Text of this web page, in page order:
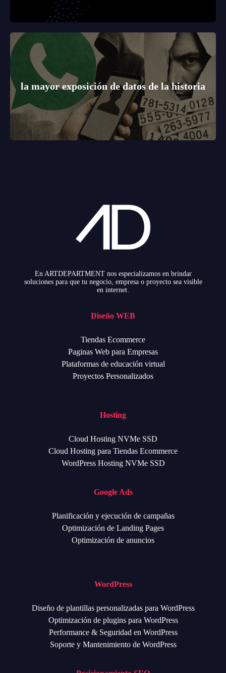
la mayor exposición de datos de la historia
En ARTDEPARTMENT nos especializamos en brindar
soluciones para que tu negocio, empresa o proyecto sea visible
en internet.
Diseño WEB
Tiendas Ecommerce
Paginas Web para Empresas
Plataformas de educación virtual
Proyectos Personalizados
Hosting
Cloud Hosting NVMe SSD
Cloud Hosting para Tiendas Ecommerce
WordPress Hosting NVMe SSD
Google Ads
Planificación y ejecución de campañas
Optimización de Landing Pages
Optimización de anuncios
WordPress
Diseño de plantillas personalizadas para WordPress
Optimización de plugins para WordPress
Performance & Seguridad en WordPress
Soporte y Mantenimiento de WordPress